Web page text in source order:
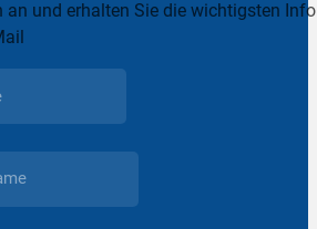
an und erhalten Sie die wichtigsten